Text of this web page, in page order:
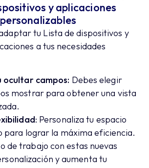
y aplicaciones
tu Lista de dispositivos y
a tus necesidades
ocultar campos: Debes elegir
mostrar para obtener una vista
: Personaliza tu espacio
para lograr la máxima eficiencia.
de trabajo con estas nuevas
y aumenta tu